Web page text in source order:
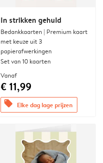
In strikken gehuld
Bedankkaarten | Premium kaart
met keuze uit 3
papierafwerkingen
Set van 10 kaarten
Vanaf
€ 11,99
offers Elke dag lage prijzen